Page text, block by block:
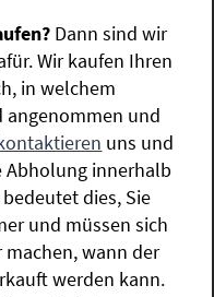
Dann sind wir
Wir kaufen Ihren
in welchem
angenommen und
uns und
Abholung innerhalb
dies, Sie
und müssen sich
wann der
werden kann.